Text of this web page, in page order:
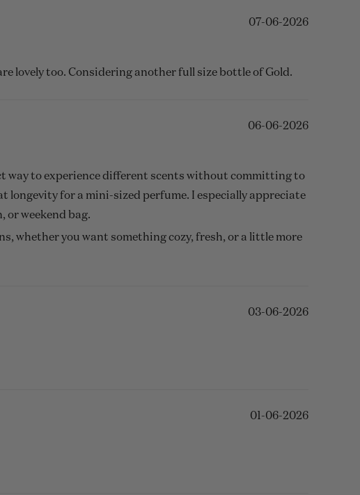
07-06-2026
lovely too. Considering another full size bottle of Gold.
06-06-2026
way to experience different scents without committing to
longevity for a mini-sized perfume. I especially appreciate
or weekend bag.
whether you want something cozy, fresh, or a little more
your signature scent, this trio is an excellent place to
03-06-2026
01-06-2026